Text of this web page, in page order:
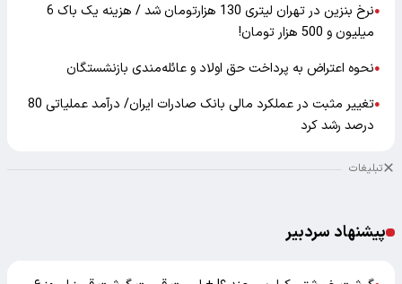
●
نرخ بنزین در تهران لیتری 130 هزارتومان شد / هزینه یک باک 6
میلیون و 500 هزار تومان!
●نحوه اعتراض به پرداخت حق اولاد و عائله‌مندی بازنشستگان
●
تغییر مثبت در عملکرد مالی بانک صادرات ایران/ درآمد عملیاتی 80
درصد رشد کرد
تبلیغات
پیشنهاد سردبیر